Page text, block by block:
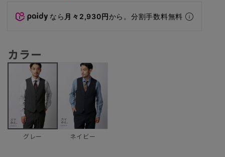
なら 月々2,930円から。分割手数料無料
カラー
グレー ネイビー